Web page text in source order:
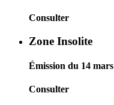
Consulter
Zone Insolite
Émission du 14
Consulter